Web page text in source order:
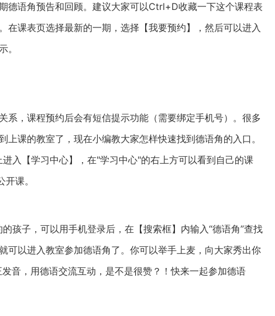
德语角预告和回顾。建议大家可以Ctrl+D收藏一下这个课程表
在课表页选择最新的一期，选择【我要预约】，然后可以进入
。
系，课程预约后会有短信提示功能（需要绑定手机号）。很多
课的教室了，现在小编教大家怎样快速找到德语角的入口。
入【学习中心】，在"学习中心"的右上方可以看到自己的课
课。
孩子，可以用手机登录后，在【搜索框】内输入“德语角”查找
可以进入教室参加德语角了。你可以举手上麦，向大家秀出你
音，用德语交流互动，是不是很赞？！快来一起参加德语